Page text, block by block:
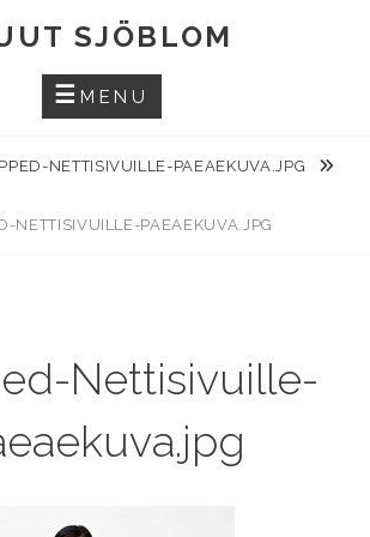
SJÖBLOM
MENU
NETTISIVUILLE-PAEAEKUVA.JPG
NETTISIVUILLE-PAEAEKUVA.JPG
Nettisivuille-